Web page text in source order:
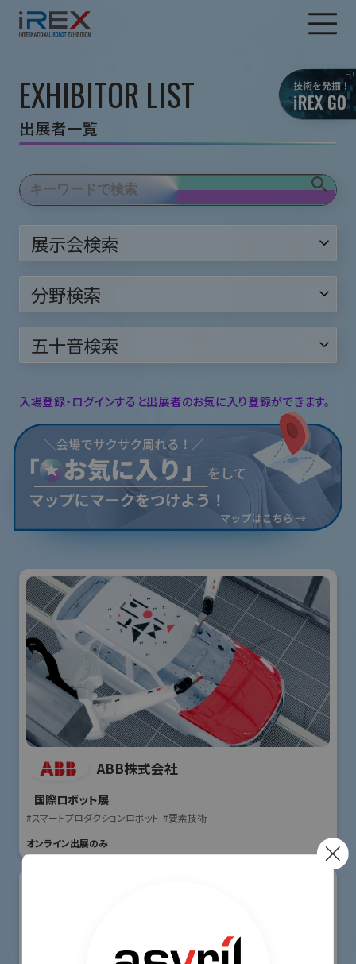
EXHIBITOR LIST
出展者一覧
入場登録・ログインすると出展者のお気に入り登録ができます。
ABB株式会社
国際ロボット展
#スマートプロダクションロボット #要素技術
オンライン出展のみ